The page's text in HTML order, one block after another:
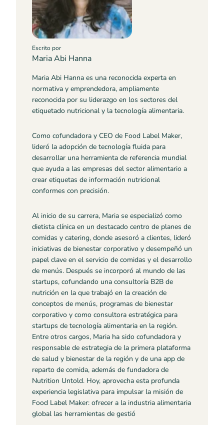
Escrito por
Maria Abi Hanna
Maria Abi Hanna es una reconocida experta en
normativa y emprendedora, ampliamente
reconocida por su liderazgo en los sectores del
etiquetado nutricional y la tecnología alimentaria.
Como cofundadora y CEO de Food Label Maker,
lideró la adopción de tecnología fluida para
desarrollar una herramienta de referencia mundial
que ayuda a las empresas del sector alimentario a
crear etiquetas de información nutricional
conformes con precisión.
Al inicio de su carrera, Maria se especializó como
dietista clínica en un destacado centro de planes de
comidas y catering, donde asesoró a clientes, lideró
iniciativas de bienestar corporativo y desempeñó un
papel clave en el servicio de comidas y el desarrollo
de menús. Después se incorporó al mundo de las
startups, cofundando una consultoría B2B de
nutrición en la que trabajó en la creación de
conceptos de menús, programas de bienestar
corporativo y como consultora estratégica para
startups de tecnología alimentaria en la región.
Entre otros cargos, Maria ha sido cofundadora y
responsable de estrategia de la primera plataforma
de salud y bienestar de la región y de una app de
reparto de comida, además de fundadora de
Nutrition Untold. Hoy, aprovecha esta profunda
experiencia legislativa para impulsar la misión de
Food Label Maker: ofrecer a la industria alimentaria
global las herramientas de gestió